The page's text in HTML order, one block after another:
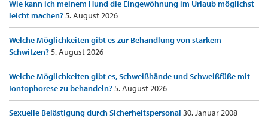
Wie kann ich meinem Hund die Eingewöhnung im Urlaub möglichst
leicht machen?5. August 2026
Welche Möglichkeiten gibt es zur Behandlung von starkem
Schwitzen?5. August 2026
Welche Möglichkeiten gibt es, Schweißhände und Schweißfüße mit
Iontophorese zu behandeln?5. August 2026
Sexuelle Belästigung durch Sicherheitspersonal 30. Januar 2008